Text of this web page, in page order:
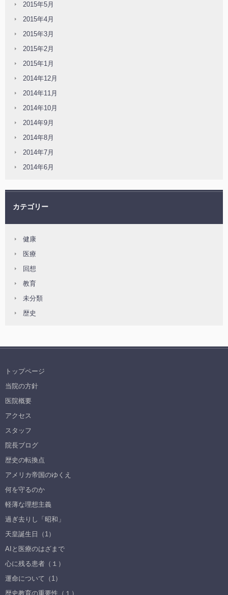
2015年5月
2015年4月
2015年3月
2015年2月
2015年1月
2014年12月
2014年11月
2014年10月
2014年9月
2014年8月
2014年7月
2014年6月
カテゴリー
健康
医療
回想
教育
未分類
歴史
トップページ
当院の方針
医院概要
アクセス
スタッフ
院長ブログ
歴史の転換点
アメリカ帝国のゆくえ
何を守るのか
軽薄な理想主義
過ぎ去りし「昭和」
天皇誕生日（1）
AIと医療のはざまで
心に残る患者（１）
運命について（1）
歴史教育の重要性（１）